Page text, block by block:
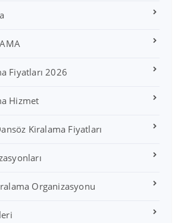
Fiyatları 2026
Hizmet
Kiralama Fiyatları
Organizasyonu